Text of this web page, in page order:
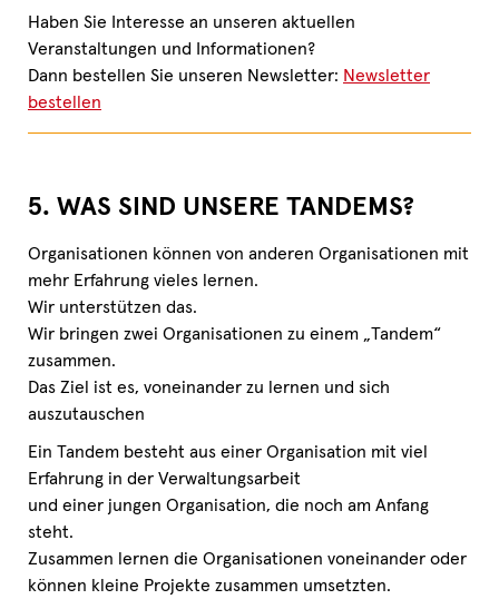
Haben Sie Interesse an unseren aktuellen
Veranstaltungen und Informationen?
Dann bestellen Sie unseren Newsletter: Newsletter
bestellen
5. WAS SIND UNSERE TANDEMS?
Organisationen können von anderen Organisationen mit
mehr Erfahrung vieles lernen.
Wir unterstützen das.
Wir bringen zwei Organisationen zu einem „Tandem“
zusammen.
Das Ziel ist es, voneinander zu lernen und sich
auszutauschen
Ein Tandem besteht aus einer Organisation mit viel
Erfahrung in der Verwaltungsarbeit
und einer jungen Organisation, die noch am Anfang
steht.
Zusammen lernen die Organisationen voneinander oder
können kleine Projekte zusammen umsetzten.